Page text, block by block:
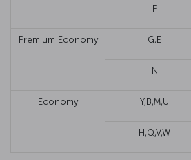
P
Premium Economy G,E
N
Economy Y,B,M,U
H,Q,V,W